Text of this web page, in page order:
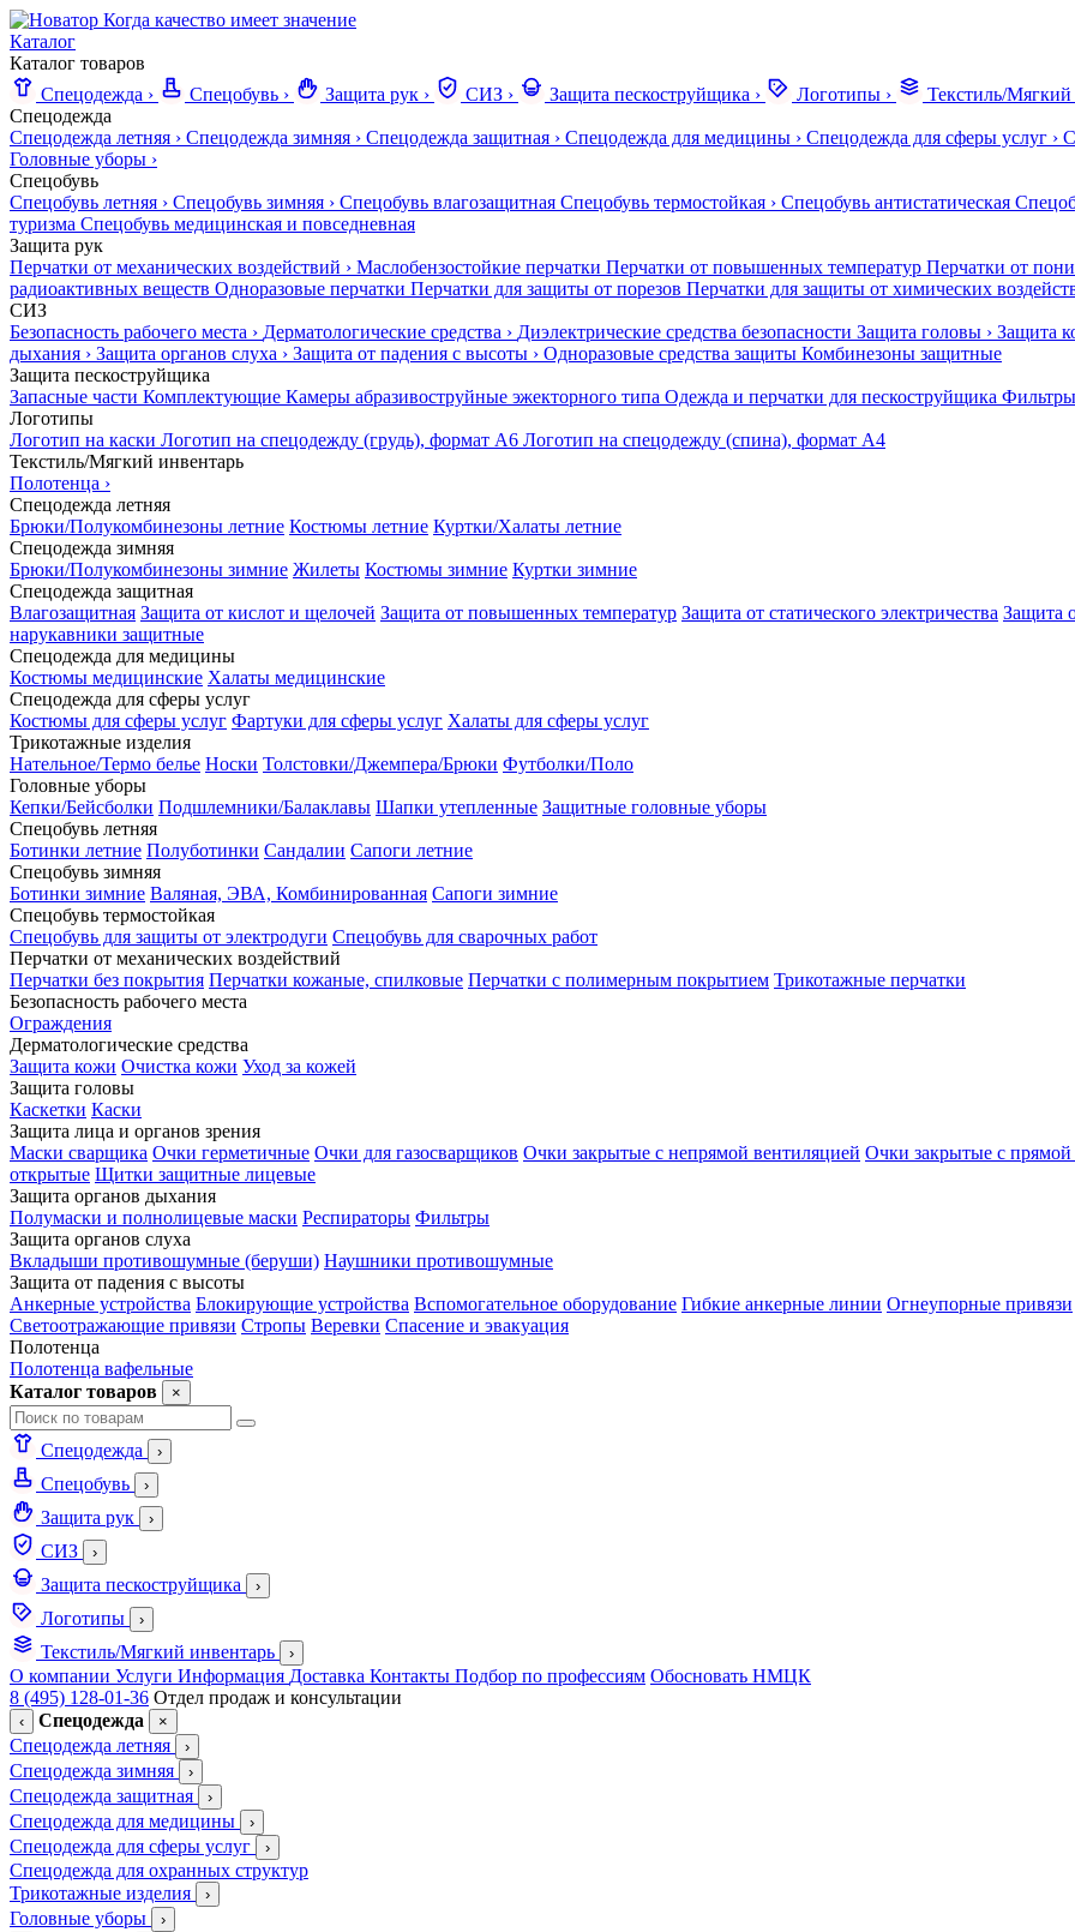
Когда качество имеет значение
Каталог
Каталог товаров
Спецодежда › Спецобувь › Защита рук › СИЗ › Защита пескоструйщика › Логотипы › Текстиль/Мягкий
Спецодежда
Спецодежда летняя › Спецодежда зимняя › Спецодежда защитная › Спецодежда для медицины › Спецодежда для сферы услуг ›
Головные уборы ›
Спецобувь
Спецобувь летняя › Спецобувь зимняя › Спецобувь влагозащитная Спецобувь термостойкая › Спецобувь антистатическая
туризма Спецобувь медицинская и повседневная
Защита рук
Перчатки от механических воздействий › Маслобензостойкие перчатки Перчатки от повышенных температур Перчатки от
радиоактивных веществ Одноразовые перчатки Перчатки для защиты от порезов Перчатки для защиты от химических
СИЗ
Безопасность рабочего места › Дерматологические средства › Диэлектрические средства безопасности Защита головы › Защита
дыхания › Защита органов слуха › Защита от падения с высоты › Одноразовые средства защиты Комбинезоны защитные
Защита пескоструйщика
Запасные части Комплектующие Камеры абразивоструйные эжекторного типа Одежда и перчатки для пескоструйщика
Логотипы
Логотип на каски Логотип на спецодежду (грудь), формат А6 Логотип на спецодежду (спина), формат А4
Текстиль/Мягкий инвентарь
Полотенца ›
Спецодежда летняя
Брюки/Полукомбинезоны летние Костюмы летние Куртки/Халаты летние
Спецодежда зимняя
Брюки/Полукомбинезоны зимние Жилеты Костюмы зимние Куртки зимние
Спецодежда защитная
Влагозащитная Защита от кислот и щелочей Защита от повышенных температур Защита от статического электричества Защита
нарукавники защитные
Спецодежда для медицины
Костюмы медицинские Халаты медицинские
Спецодежда для сферы услуг
Костюмы для сферы услуг Фартуки для сферы услуг Халаты для сферы услуг
Трикотажные изделия
Нательное/Термо белье Носки Толстовки/Джемпера/Брюки Футболки/Поло
Головные уборы
Кепки/Бейсболки Подшлемники/Балаклавы Шапки утепленные Защитные головные уборы
Спецобувь летняя
Ботинки летние Полуботинки Сандалии Сапоги летние
Спецобувь зимняя
Ботинки зимние Валяная, ЭВА, Комбинированная Сапоги зимние
Спецобувь термостойкая
Спецобувь для защиты от электродуги Спецобувь для сварочных работ
Перчатки от механических воздействий
Перчатки без покрытия Перчатки кожаные, спилковые Перчатки с полимерным покрытием Трикотажные перчатки
Безопасность рабочего места
Ограждения
Дерматологические средства
Защита кожи Очистка кожи Уход за кожей
Защита головы
Каскетки Каски
Защита лица и органов зрения
Маски сварщика Очки герметичные Очки для газосварщиков Очки закрытые с непрямой вентиляцией Очки закрытые с прямой
открытые Щитки защитные лицевые
Защита органов дыхания
Полумаски и полнолицевые маски Респираторы Фильтры
Защита органов слуха
Вкладыши противошумные (беруши) Наушники противошумные
Защита от падения с высоты
Анкерные устройства Блокирующие устройства Вспомогательное оборудование Гибкие анкерные линии Огнеупорные привязи
Светоотражающие привязи Стропы Веревки Спасение и эвакуация
Полотенца
Полотенца вафельные
Каталог товаров
×
Спецодежда ›
Спецобувь ›
Защита рук ›
СИЗ ›
Защита пескоструйщика ›
Логотипы ›
Текстиль/Мягкий инвентарь ›
О компании Услуги Информация Доставка Контакты Подбор по профессиям Обосновать НМЦК
8 (495) 128-01-36 Отдел продаж и консультации
‹ Спецодежда ×
Спецодежда летняя ›
Спецодежда зимняя ›
Спецодежда защитная ›
Спецодежда для медицины ›
Спецодежда для сферы услуг ›
Спецодежда для охранных структур
Трикотажные изделия
›
Головные уборы
›